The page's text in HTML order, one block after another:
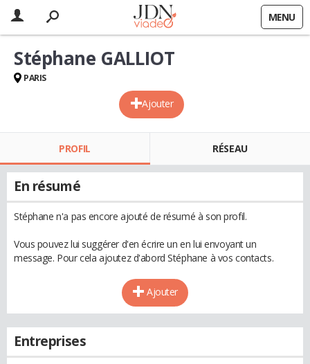
MENU
Ajouter
Stéphane GALLIOT
PARIS
PROFIL RÉSEAU
En résumé
Stéphane n'a pas encore ajouté de résumé à son profil.
Vous pouvez lui suggérer d'en écrire un en lui envoyant un
message. Pour cela ajoutez d'abord Stéphane à vos contacts.
Ajouter
Entreprises